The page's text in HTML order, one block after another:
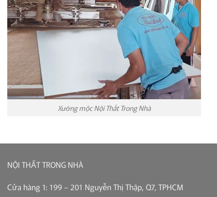
Xưởng mộc Nội Thất Trong Nhà
NỘI THẤT TRONG NHÀ
Cửa hàng 1: 199 – 201 Nguyễn Thị Thập, Q7, TPHCM